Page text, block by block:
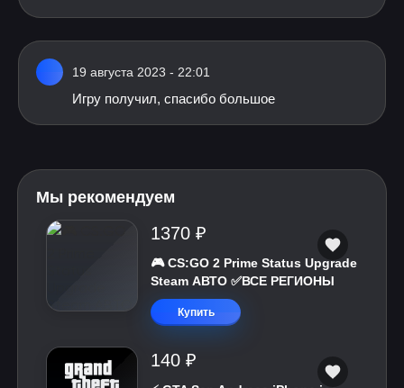
19 августа 2023 - 22:01
Игру получил, спасибо большое
Мы рекомендуем
1370 ₽
🎮 CS:GO 2 Prime Status Upgrade
Steam АВТО ✅ВСЕ РЕГИОНЫ
Купить
140 ₽